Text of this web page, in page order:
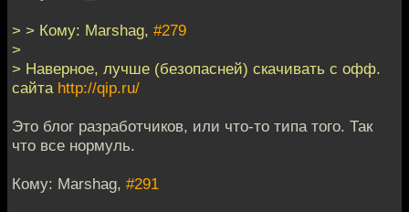
> > Кому: Marshag, #279
>
> Наверное, лучше (безопасней) скачивать с офф.
сайта http://qip.ru/
Это блог разработчиков, или что-то типа того. Так
что все нормуль.
Кому: Marshag, #291